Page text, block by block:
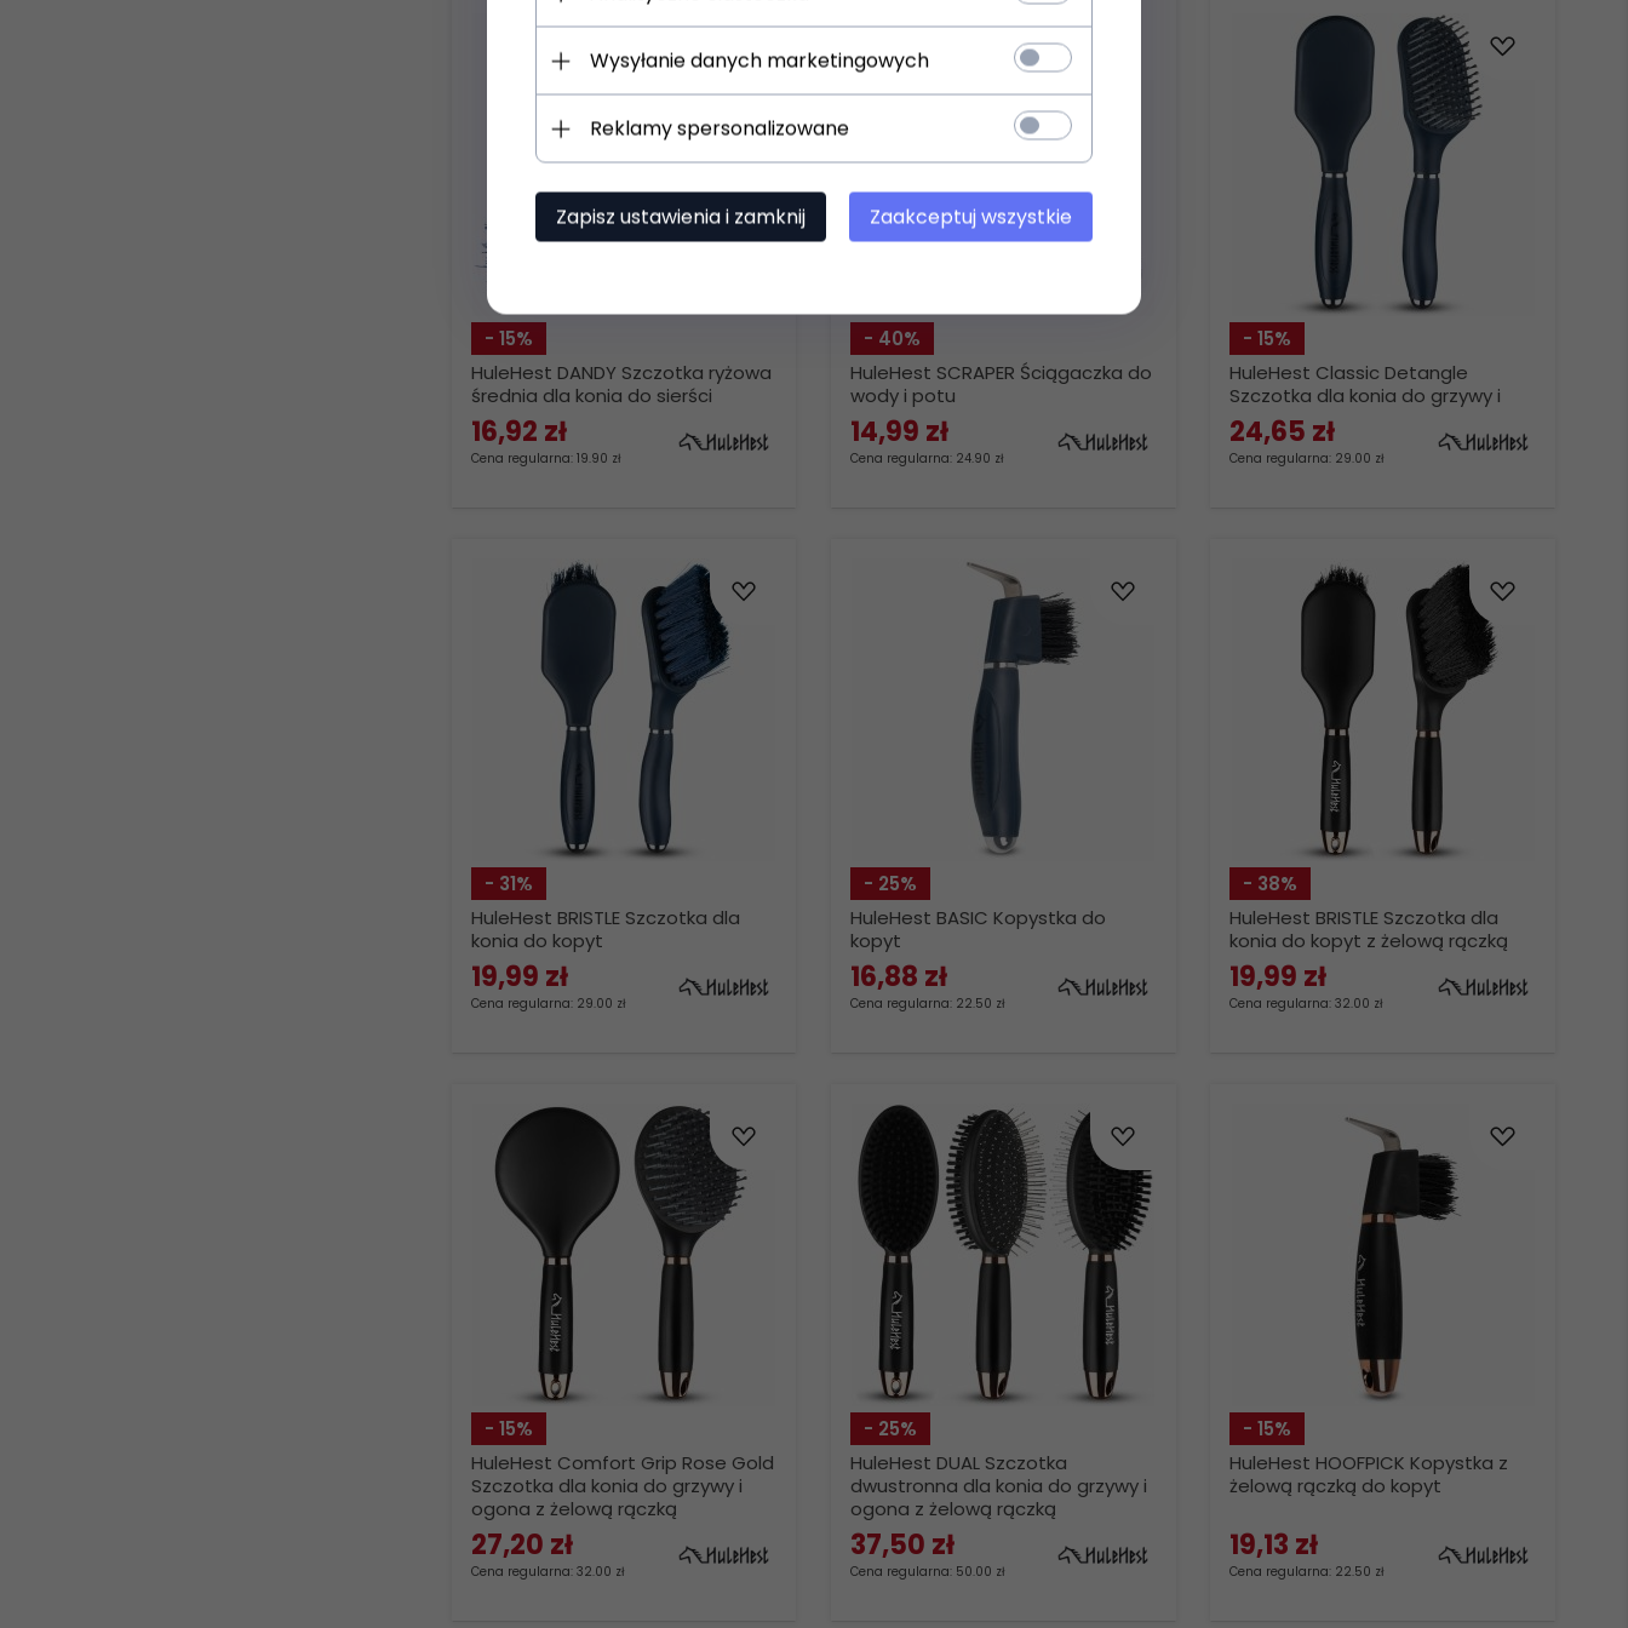
- 15%
HuleHest DANDY Szczotka ryżowa
średnia dla konia do sierści
16,92 zł
Cena regularna: 19.90 zł
- 40%
HuleHest SCRAPER Ściągaczka do
wody i potu
14,99 zł
Cena regularna: 24.90 zł
- 15%
HuleHest Classic Detangle
Szczotka dla konia do grzywy i
ogona
24,65 zł
Cena regularna: 29.00 zł
- 31%
HuleHest BRISTLE Szczotka dla
konia do kopyt
19,99 zł
Cena regularna: 29.00 zł
- 25%
HuleHest BASIC Kopystka do
kopyt
16,88 zł
Cena regularna: 22.50 zł
- 38%
HuleHest BRISTLE Szczotka dla
konia do kopyt z żelową rączką
19,99 zł
Cena regularna: 32.00 zł
- 15%
HuleHest Comfort Grip Rose Gold
Szczotka dla konia do grzywy i
ogona z żelową rączką
27,20 zł
Cena regularna: 32.00 zł
- 25%
HuleHest DUAL Szczotka
dwustronna dla konia do grzywy i
ogona z żelową rączką
37,50 zł
Cena regularna: 50.00 zł
- 15%
HuleHest HOOFPICK Kopystka z
żelową rączką do kopyt
19,13 zł
Cena regularna: 22.50 zł
Wysyłanie danych marketingowych
Reklamy spersonalizowane
Zapisz ustawienia i zamknij Zaakceptuj wszystkie